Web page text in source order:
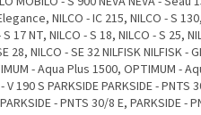
NILCO - IC 215, NILCO - S
17 NT, NILCO - S 18, NILCO - S 25,
28, NILCO - SE 32 NILFISK NILFISK -
- Aqua Plus 1500, OPTIMUM -
190 S PARKSIDE PARKSIDE - PNTS
- PNTS 30/8 E, PARKSIDE -